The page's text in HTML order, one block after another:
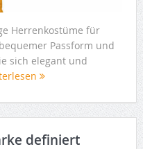
Herrenkostüme für
Passform und
sich elegant und
definiert